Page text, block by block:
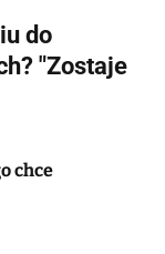
do
"Zostaje
chce